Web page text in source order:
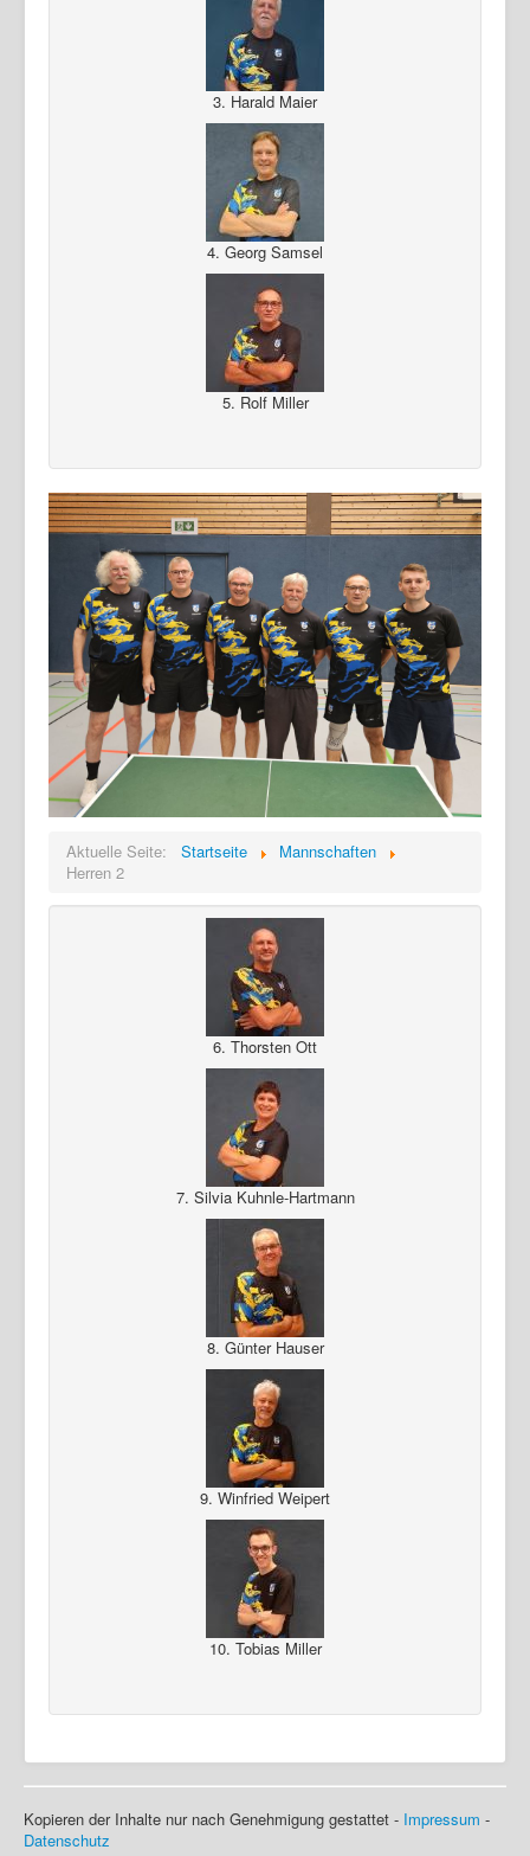
3. Harald Maier
4. Georg Samsel
5. Rolf Miller
Aktuelle Seite: Startseite
Mannschaften
Herren 2
6. Thorsten Ott
7. Silvia Kuhnle-Hartmann
8. Günter Hauser
9. Winfried Weipert
10. Tobias Miller
Kopieren der Inhalte nur nach Genehmigung gestattet - Impressum -
Datenschutz